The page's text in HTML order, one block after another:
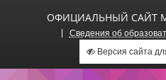
ОФИЦИАЛЬНЫЙ САЙТ
Сведения об
Версия сайта